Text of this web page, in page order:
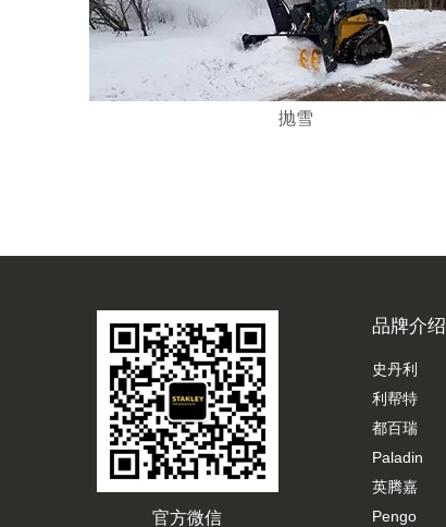
抛雪
官方微信
品牌介绍
史丹利
利帮特
都百瑞
Paladin
英腾嘉
Pengo